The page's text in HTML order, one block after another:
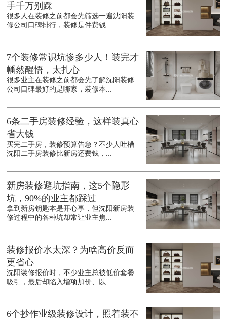
手千万别踩
很多人在装修之前都会先筛选一遍沈阳装
修公司口碑排行，装修是件费钱...
7个装修常识坑惨多少人！装完才
幡然醒悟，太扎心
很多业主在装修之前都会先了解沈阳装修
公司口碑最好的是哪家，装修本...
6条二手房装修经验，这样装真心
省大钱
买完二手房，装修预算告急？不少人吐槽
沈阳二手房装修比新房还费钱，...
新房装修避坑指南，这5个隐形
坑，90%的业主都踩过
拿到新房钥匙本是开心事，但沈阳新房装
修过程中的各种坑却常让业主焦...
装修报价水太深？为啥高价反而
更省心
沈阳装修报价时，不少业主总被低价套餐
吸引，最后却陷入增项加价、以...
6个抄作业级装修设计，照着装不